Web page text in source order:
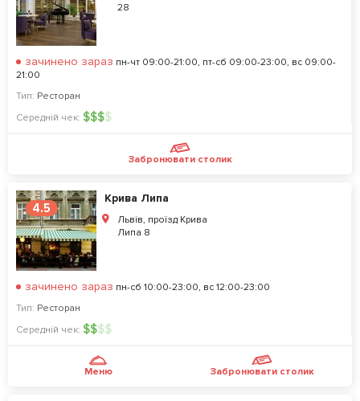
28
зачинено зараз пн-чт 09:00-21:00, пт-сб 09:00-23:00, вс 09:00-
21:00
Тип: Ресторан
Середній чек: $$$$
Забронювати столик
4.5
Крива Липа
Львів, проїзд Крива
Липа 8
зачинено зараз пн-сб 10:00-23:00, вс 12:00-23:00
Тип: Ресторан
Середній чек: $$$$
Меню Забронювати столик